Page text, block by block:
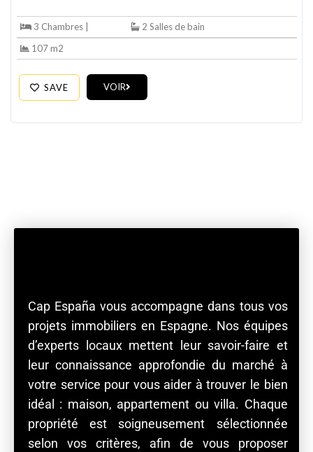
3 Chambres |
2 Salles de bain
107 m2
SAVE VOIR
Cap España vous accompagne dans tous vos
projets immobiliers en Espagne. Nos équipes
d’experts locaux mettent leur savoir-faire et
leur connaissance approfondie du marché à
votre service pour vous aider à trouver le bien
idéal : maison, appartement ou villa. Chaque
propriété est soigneusement sélectionnée
selon vos critères, afin de vous proposer